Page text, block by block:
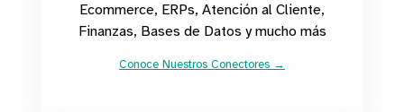
Ecommerce, ERPs, Atención al Cliente,
Finanzas, Bases de Datos y mucho más
Conoce Nuestros Conectores →